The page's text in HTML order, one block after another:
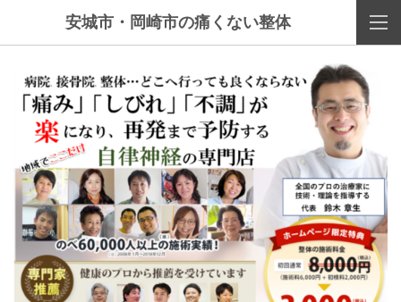
安城市・岡崎市の痛くない整体